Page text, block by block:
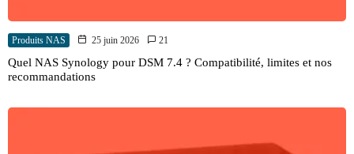
Produits NAS 25 juin 2026 21
Quel NAS Synology pour DSM 7.4 ? Compatibilité, limites et nos
recommandations